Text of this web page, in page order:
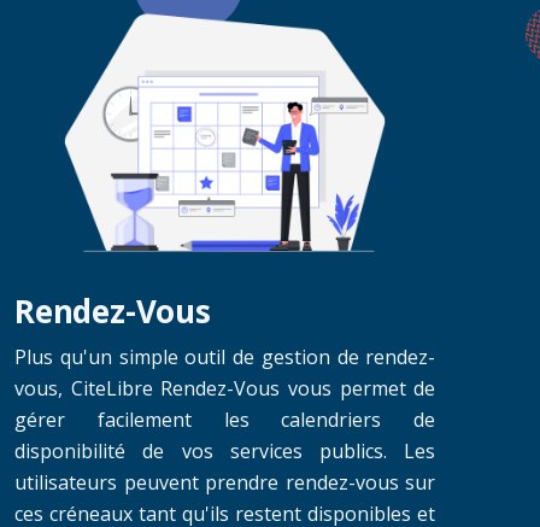
Rendez-Vous
Plus qu'un simple outil de gestion de rendez-
vous, CiteLibre Rendez-Vous vous permet de
gérer facilement les calendriers de
disponibilité de vos services publics. Les
utilisateurs peuvent prendre rendez-vous sur
ces créneaux tant qu'ils restent disponibles et